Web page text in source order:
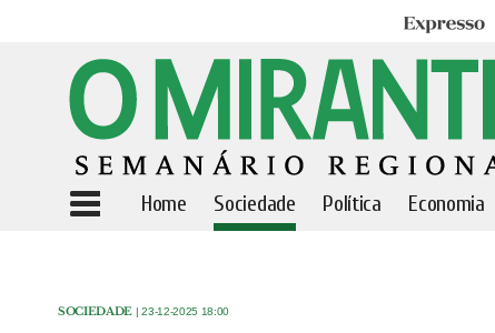
Expresso
Home Sociedade Política Economia
SOCIEDADE | 23-12-2025 18:00